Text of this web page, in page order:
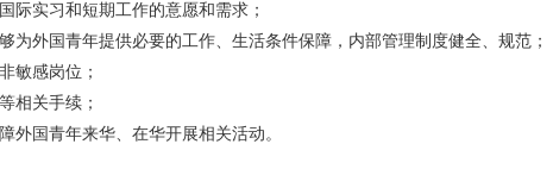
际实习和短期工作的意愿和需求；
为外国青年提供必要的工作、生活条件保障，内部管理制度健全、规范；
敏感岗位；
相关手续；
外国青年来华、在华开展相关活动。